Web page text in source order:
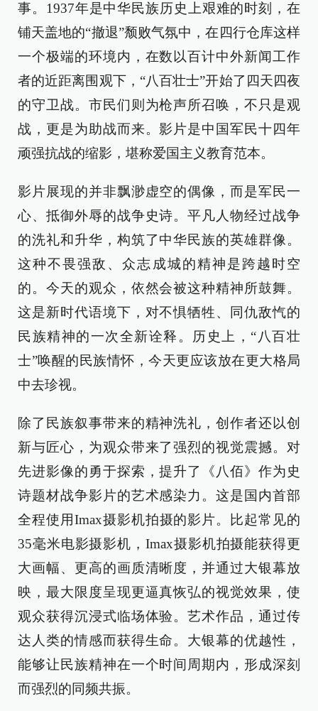
事。1937年是中华民族历史上艰难的时刻，在
铺天盖地的“撤退”颓败气氛中，在四行仓库这样
一个极端的环境内，在数以百计中外新闻工作
者的近距离围观下，“八百壮士”开始了四天四夜
的守卫战。市民们则为枪声所召唤，不只是观
战，更是为助战而来。影片是中国军民十四年
顽强抗战的缩影，堪称爱国主义教育范本。
影片展现的并非飘渺虚空的偶像，而是军民一
心、抵御外辱的战争史诗。平凡人物经过战争
的洗礼和升华，构筑了中华民族的英雄群像。
这种不畏强敌、众志成城的精神是跨越时空
的。今天的观众，依然会被这种精神所鼓舞。
这是新时代语境下，对不惧牺牲、同仇敌忾的
民族精神的一次全新诠释。历史上，“八百壮
士”唤醒的民族情怀，今天更应该放在更大格局
中去珍视。
除了民族叙事带来的精神洗礼，创作者还以创
新与匠心，为观众带来了强烈的视觉震撼。对
先进影像的勇于探索，提升了《八佰》作为史
诗题材战争影片的艺术感染力。这是国内首部
全程使用Imax摄影机拍摄的影片。比起常见的
35毫米电影摄影机，Imax摄影机拍摄能获得更
大画幅、更高的画质清晰度，并通过大银幕放
映，最大限度呈现更逼真恢弘的视觉效果，使
观众获得沉浸式临场体验。艺术作品，通过传
达人类的情感而获得生命。大银幕的优越性，
能够让民族精神在一个时间周期内，形成深刻
而强烈的同频共振。